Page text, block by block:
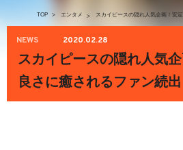
TOP > エンタメ >
NEWS 2020.02.28
スカイピースの隠れ人気
良さに癒されるファン続出